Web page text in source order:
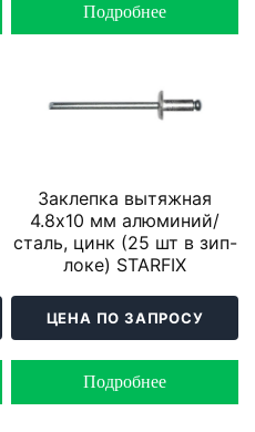
Подробнее
Заклепка вытяжная
4.8х10 мм алюминий/
сталь, цинк (25 шт в зип-
локе) STARFIX
ЦЕНА ПО ЗАПРОСУ
Подробнее